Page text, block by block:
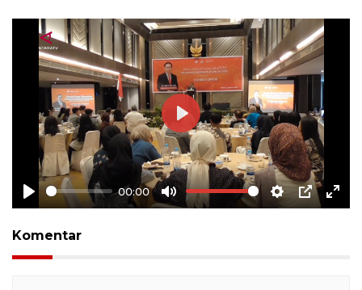
Play
00:00
Mute Settings
PIP
Play
Komentar